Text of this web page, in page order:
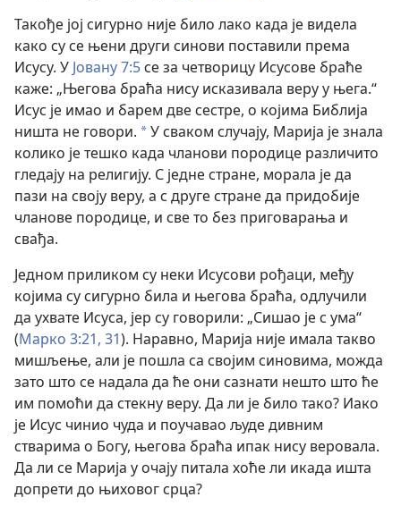
Такође јој сигурно није било лако када је видела
како су се њени други синови поставили према
Исусу. У Јовану 7:5се за четворицу Исусове браће
каже: „Његова браћа нису исказивала веру у њега.“
Исус је имао и барем две сестре, о којима Библија
ништа не говори. *У сваком случају, Марија је знала
колико је тешко када чланови породице различито
гледају на религију. С једне стране, морала је да
пази на своју веру, а с друге стране да придобије
чланове породице, и све то без приговарања и
свађа.
Једном приликом су неки Исусови рођаци, међу
којима су сигурно била и његова браћа, одлучили
да ухвате Исуса, јер су говорили: „Сишао је с ума“
(Марко 3:21, 31). Наравно, Марија није имала такво
мишљење, али је пошла са својим синовима, можда
зато што се надала да ће они сазнати нешто што ће
им помоћи да стекну веру. Да ли је било тако? Иако
је Исус чинио чуда и поучавао људе дивним
стварима о Богу, његова браћа ипак нису веровала.
Да ли се Марија у очају питала хоће ли икада ишта
допрети до њиховог срца?